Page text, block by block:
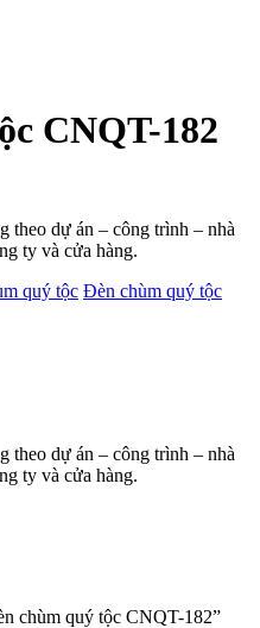
CNQT-182
theo dự án – công trình – nhà
ty và cửa hàng.
quý tộc Đèn chùm quý tộc
theo dự án – công trình – nhà
ty và cửa hàng.
chùm quý tộc CNQT-182”